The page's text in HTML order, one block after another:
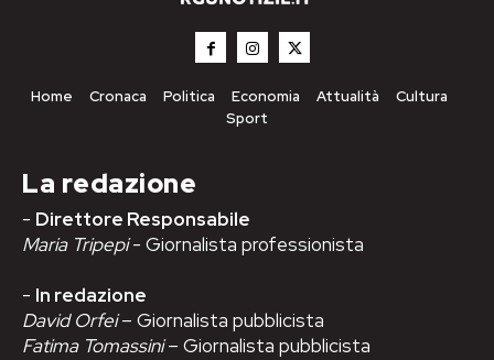
Home Cronaca Politica Economia Attualità
Cultura
Sport
La redazione
- Direttore Responsabile
Maria Tripepi- Giornalista professionista
- In redazione
David Orfei– Giornalista pubblicista
Fatima Tomassini– Giornalista pubblicista